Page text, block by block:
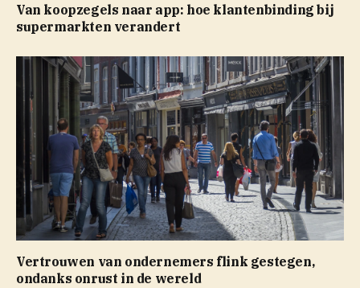
Van koopzegels naar app: hoe klantenbinding bij
supermarkten verandert
Vertrouwen van ondernemers flink gestegen,
ondanks onrust in de wereld